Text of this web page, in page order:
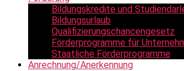
Bildungskredite und
Bildungsurlaub
Qualifizierungschancengesetz
Förderprogramme für
Staatliche Förderprogramme
Anrechnung/Anerkennung